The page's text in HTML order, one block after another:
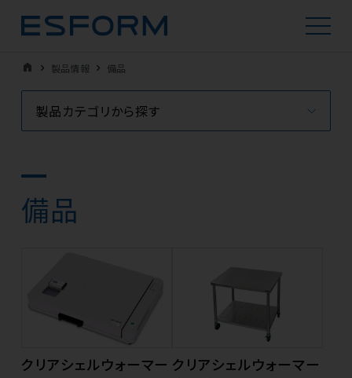
home 製品情報 備品
製品カテゴリから探す
備品
クリアシェルウォーマー クリアシェルウォーマー